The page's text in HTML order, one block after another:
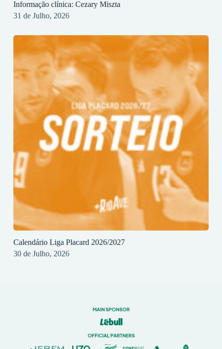
Informação clínica: Cezary Miszta
31 de Julho, 2026
Calendário Liga Placard 2026/2027
30 de Julho, 2026